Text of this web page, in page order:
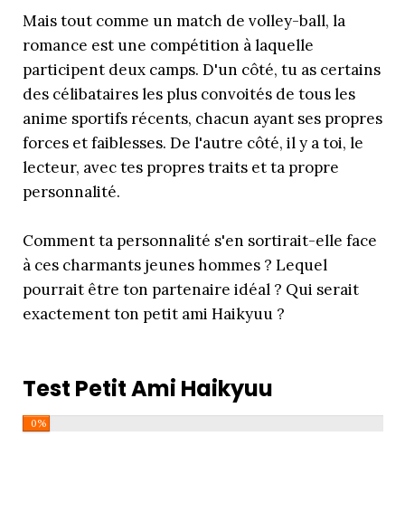
Mais tout comme un match de volley-ball, la
romance est une compétition à laquelle
participent deux camps. D'un côté, tu as certains
des célibataires les plus convoités de tous les
anime sportifs récents, chacun ayant ses propres
forces et faiblesses. De l'autre côté, il y a toi, le
lecteur, avec tes propres traits et ta propre
personnalité.
Comment ta personnalité s'en sortirait-elle face
à ces charmants jeunes hommes ? Lequel
pourrait être ton partenaire idéal ? Qui serait
exactement ton petit ami Haikyuu ?
Test Petit Ami Haikyuu
0%